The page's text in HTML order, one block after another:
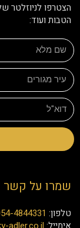
הצטרפו לניוזלטר
הטבות ועוד:
שמרו על קשר
טלפון: 4844331